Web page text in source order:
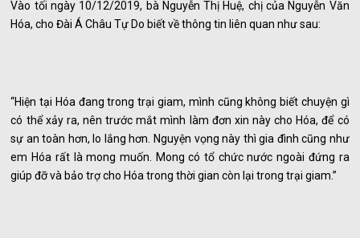
Vào tối ngày 10/12/2019, bà Nguyễn Thị Huệ, chị của Nguyễn Văn
Hóa, cho Đài Á Châu Tự Do biết về thông tin liên quan như sau:
“Hiện tại Hóa đang trong trại giam, mình cũng không biết chuyện gì
có thể xảy ra, nên trước mắt mình làm đơn xin này cho Hóa, để có
sự an toàn hơn, lo lắng hơn. Nguyện vọng này thì gia đình cũng như
em Hóa rất là mong muốn. Mong có tổ chức nước ngoài đứng ra
giúp đỡ và bảo trợ cho Hóa trong thời gian còn lại trong trại giam.”